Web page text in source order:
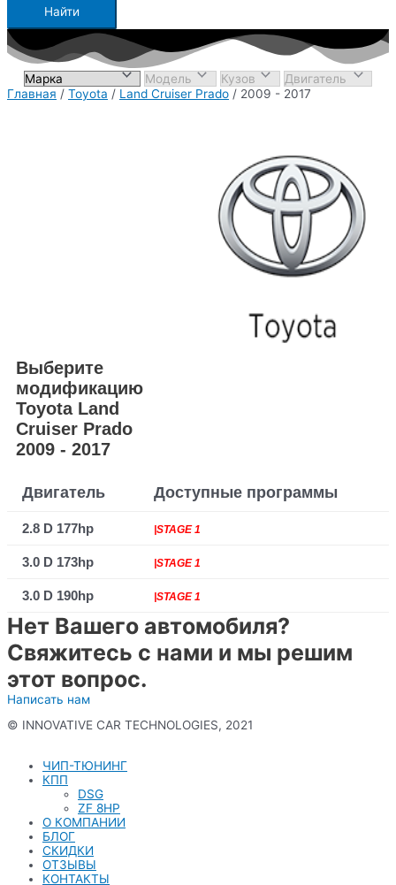
Найти
Главная / Toyota / Land Cruiser Prado / 2009 - 2017
Выберите
модификацию
Toyota Land
Cruiser Prado
2009 - 2017
Двигатель Доступные программы
2.8 D 177hp |STAGE 1
3.0 D 173hp |STAGE 1
3.0 D 190hp |STAGE 1
Нет Вашего автомобиля?
Свяжитесь с нами и мы решим
этот вопрос.
Написать нам
© INNOVATIVE CAR TECHNOLOGIES, 2021
ЧИП-ТЮНИНГ
КПП
DSG
ZF 8HP
О КОМПАНИИ
БЛОГ
СКИДКИ
ОТЗЫВЫ
КОНТАКТЫ